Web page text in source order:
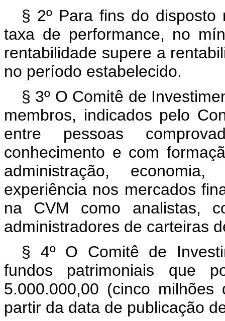
§ 2º Para fins do
taxa de performance, no
rentabilidade supere a
no período estabelecido.
§ 3º O Comitê de
membros, indicados pelo
entre pessoas
conhecimento e com
administração,
experiência nos mercados
na CVM como analistas,
administradores de carteiras
§ 4º O Comitê de
fundos patrimoniais que
5.000.000,00 (cinco
partir da data de publicação